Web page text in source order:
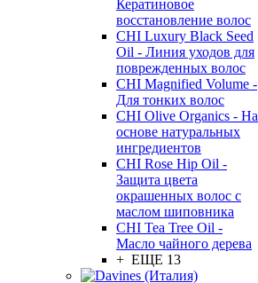
Кератиновое
восстановление волос
CHI Luxury Black Seed
Oil - Линия уходов для
поврежденных волос
CHI Magnified Volume -
Для тонких волос
CHI Olive Organics - На
основе натуральных
ингредиентов
CHI Rose Hip Oil -
Защита цвета
окрашенных волос с
маслом шиповника
CHI Tea Tree Oil -
Масло чайного дерева
+ ЕЩЕ 13